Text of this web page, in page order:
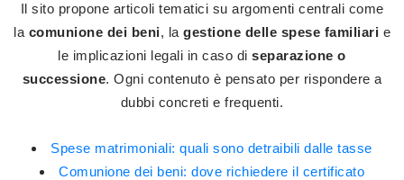
Il sito propone articoli tematici su argomenti centrali come
la comunione dei beni, la gestione delle spese familiari e
le implicazioni legali in caso diseparazione o
successione. Ogni contenuto è pensato per rispondere a
dubbi concreti e frequenti.
Spese matrimoniali: quali sono detraibili dalle tasse
Comunione dei beni: dove richiedere il certificato